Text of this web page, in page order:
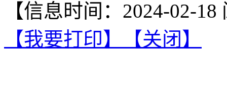
【信息时间：2024-02-
【我要打印】
【关闭】